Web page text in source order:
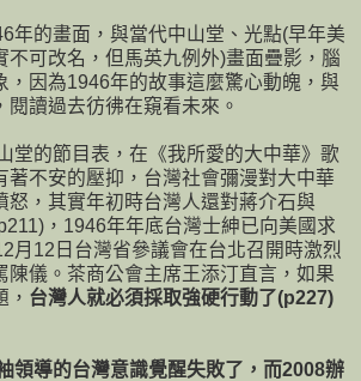
年的畫面，與當代中山堂、光點(早年美
不可改名，但馬英九例外)畫面疊影，腦
，因為1946年的故事這麼驚心動魄，與
閱讀過去彷彿在窺看未來。
堂的節目表，在《我所愛的大中華》歌
著不安的壓抑，台灣社會彌漫對大中華
怒，其實年初時台灣人還對蔣介石與
，1946年年底台灣士紳已向美國求
月12日台灣省參議會在台北召開時激烈
陳儀。茶商公會主席王添汀直言，如果
台灣人就必須採取強硬行動了(p227)
領導的台灣意識覺醒失敗了，而2008辦